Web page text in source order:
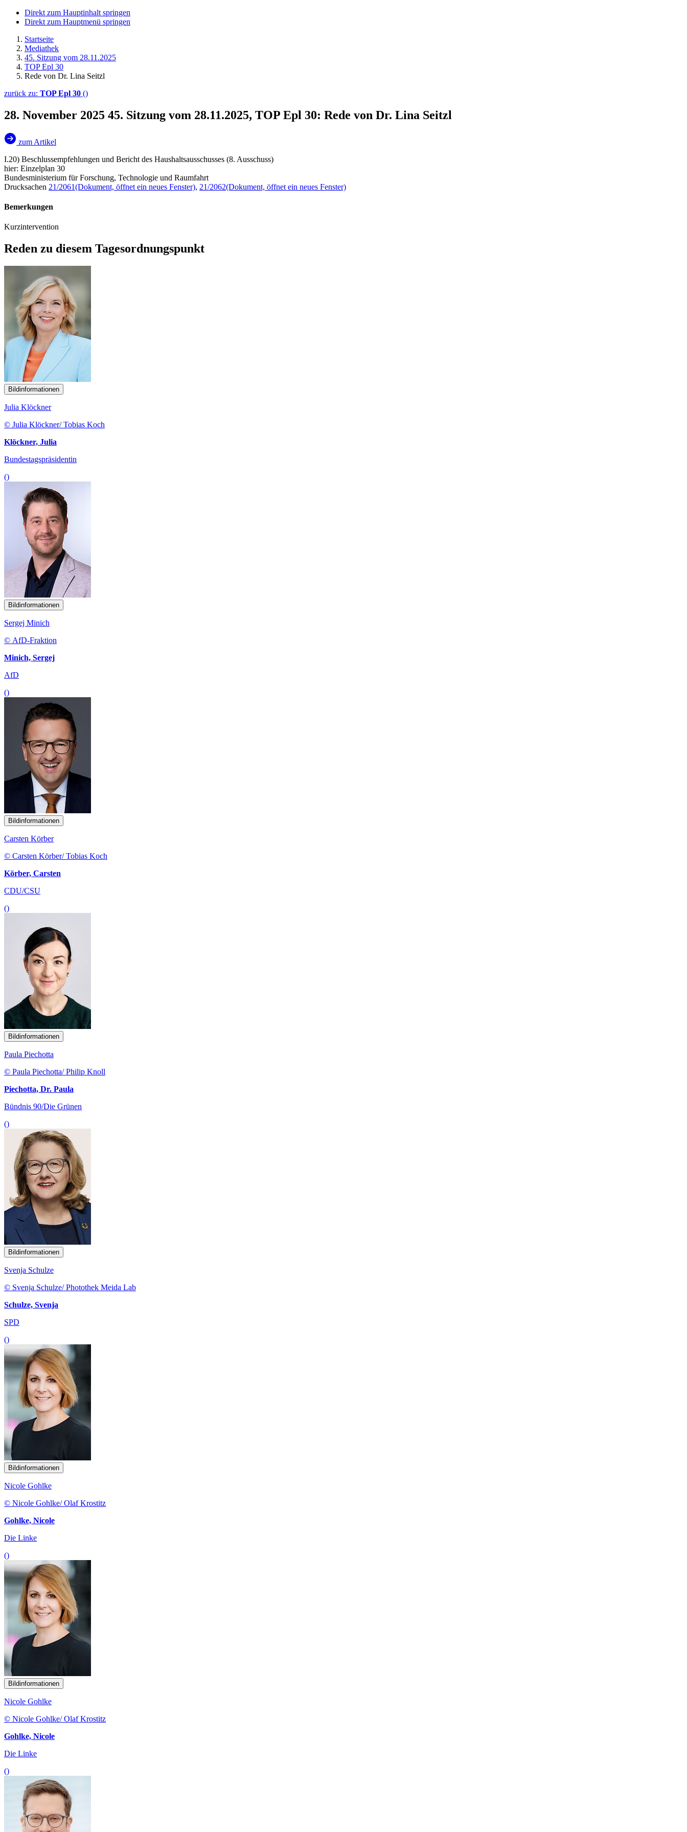
Direkt zum Hauptinhalt springen
Direkt zum Hauptmenü springen
Startseite
Mediathek
45. Sitzung vom 28.11.2025
TOP Epl 30
Rede von Dr. Lina Seitzl
zurück zu: TOP Epl 30 ()
28. November 2025 45. Sitzung vom 28.11.2025, TOP Epl 30: Rede von Dr. Lina Seitzl
zum Artikel
I.20) Beschlussempfehlungen und Bericht des Haushaltsausschusses (8. Ausschuss)
hier: Einzelplan 30
Bundesministerium für Forschung, Technologie und Raumfahrt
Drucksachen 21/2061(Dokument, öffnet ein neues Fenster), 21/2062(Dokument, öffnet ein neues Fenster)
Bemerkungen
Kurzintervention
Reden zu diesem Tagesordnungspunkt
Bildinformationen
Julia Klöckner
© Julia Klöckner/ Tobias Koch
Klöckner, Julia
Bundestagspräsidentin
()
Bildinformationen
Sergej Minich
© AfD-Fraktion
Minich, Sergej
AfD
()
Bildinformationen
Carsten Körber
© Carsten Körber/ Tobias Koch
Körber, Carsten
CDU/CSU
()
Bildinformationen
Paula Piechotta
© Paula Piechotta/ Philip Knoll
Piechotta, Dr. Paula
Bündnis 90/Die Grünen
()
Bildinformationen
Svenja Schulze
© Svenja Schulze/ Photothek Meida Lab
Schulze, Svenja
SPD
()
Bildinformationen
Nicole Gohlke
© Nicole Gohlke/ Olaf Krostitz
Gohlke, Nicole
Die Linke
()
Bildinformationen
Nicole Gohlke
© Nicole Gohlke/ Olaf Krostitz
Gohlke, Nicole
Die Linke
()